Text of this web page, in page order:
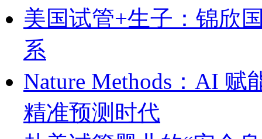
美国试管+生子：锦欣
系
Nature Methods：AI
精准预测时代